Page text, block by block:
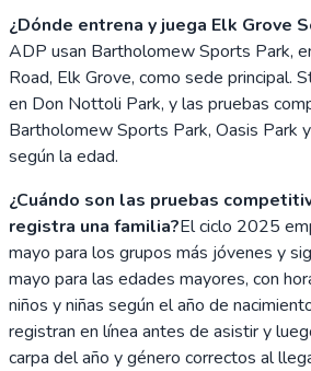
¿Dónde entrena y juega Elk Grove
ADP usan Bartholomew Sports Park,
Road, Elk Grove, como sede principal.
en Don Nottoli Park, y las pruebas
Bartholomew Sports Park, Oasis Park
según la edad.
¿Cuándo son las pruebas
registra una familia?El ciclo 2025
mayo para los grupos más jóvenes y
mayo para las edades mayores, con
niños y niñas según el año de
registran en línea antes de asistir y
carpa del año y género correctos al